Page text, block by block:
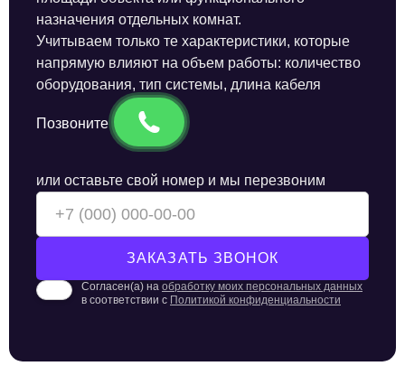
назначения отдельных комнат.
Учитываем только те характеристики, которые
напрямую влияют на объем работы: количество
оборудования, тип системы, длина кабеля
Позвоните
или оставьте свой номер и мы перезвоним
Согласен(а) на обработку моих персональных данных
в соответствии с Политикой конфиденциальности